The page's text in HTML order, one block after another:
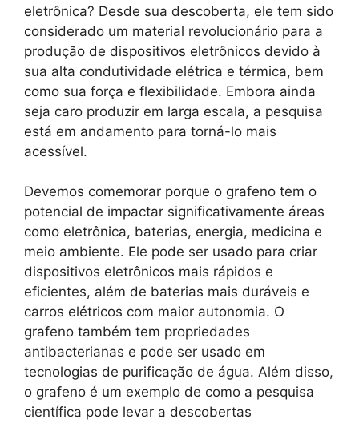
eletrônica? Desde sua descoberta, ele tem sido
considerado um material revolucionário para a
produção de dispositivos eletrônicos devido à
sua alta condutividade elétrica e térmica, bem
como sua força e flexibilidade. Embora ainda
seja caro produzir em larga escala, a pesquisa
está em andamento para torná-lo mais
acessível.
Devemos comemorar porque o grafeno tem o
potencial de impactar significativamente áreas
como eletrônica, baterias, energia, medicina e
meio ambiente. Ele pode ser usado para criar
dispositivos eletrônicos mais rápidos e
eficientes, além de baterias mais duráveis ​​e
carros elétricos com maior autonomia. O
grafeno também tem propriedades
antibacterianas e pode ser usado em
tecnologias de purificação de água. Além disso,
o grafeno é um exemplo de como a pesquisa
científica pode levar a descobertas